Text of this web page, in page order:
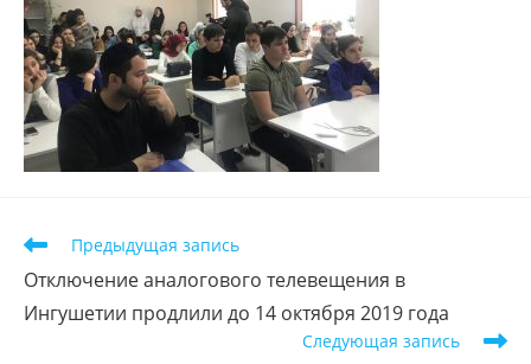
Предыдущая запись
Отключение аналогового телевещения в
Ингушетии продлили до 14 октября 2019 года
Следующая запись